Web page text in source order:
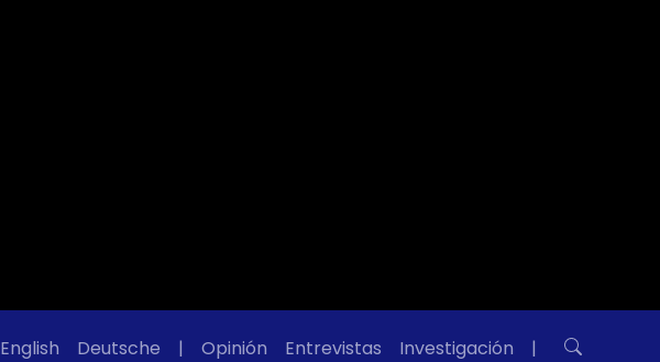
English Deutsche | Opinión Entrevistas Investigación |